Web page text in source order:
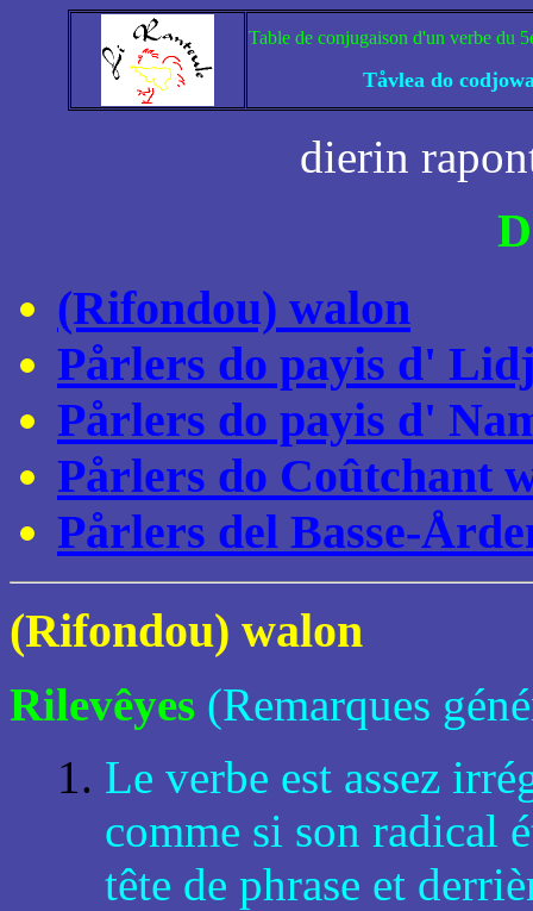
Table de conjugaison d'un verbe du
Tåvlea do
dierin
(Rifondou) walon
Pårlers do payis d'
Pårlers do payis d'
Pårlers do Coûtchant
Pårlers del Basse-
(Rifondou) walon
Rilevêyes (Remarques
Le verbe est assez
comme si son radical
tête de phrase et